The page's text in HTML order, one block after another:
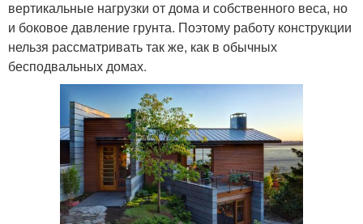
вертикальные нагрузки от дома и собственного веса, но
и боковое давление грунта. Поэтому работу конструкции
нельзя рассматривать так же, как в обычных
бесподвальных домах.